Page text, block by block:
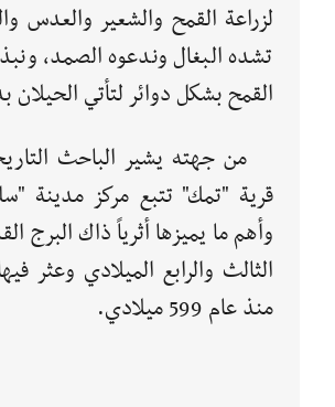
لزراعة القمح والشعير
تشده البغال وندعوه الصمد،
القمح بشكل دوائر لتأتي
من جهته يشير الباحث
قرية "تمك" تتبع مركز مدينة
وأهم ما يميزها أثرياً ذاك البرج
الثالث والرابع الميلادي
منذ عام 599 ميلادي.